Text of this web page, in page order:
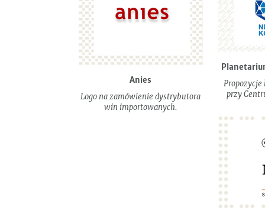
Propozycje
przy
Anies
Logo na zamówienie dystrybutora
win importowanych.